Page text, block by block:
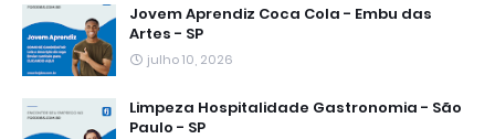
Jovem Aprendiz Coca Cola - Embu das
Artes - SP
julho 10, 2026
Limpeza Hospitalidade Gastronomia - São
Paulo - SP